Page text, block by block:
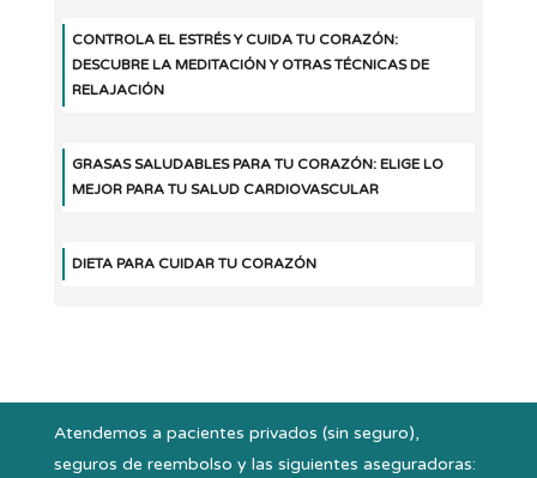
CONTROLA EL ESTRÉS Y CUIDA TU CORAZÓN:
DESCUBRE LA MEDITACIÓN Y OTRAS TÉCNICAS DE
RELAJACIÓN
GRASAS SALUDABLES PARA TU CORAZÓN: ELIGE LO
MEJOR PARA TU SALUD CARDIOVASCULAR
DIETA PARA CUIDAR TU CORAZÓN
Atendemos a pacientes privados (sin seguro),
seguros de reembolso y las siguientes aseguradoras: